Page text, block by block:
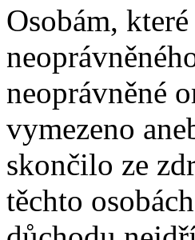
Osobám,
neoprávněné
vymezeno
skončilo ze
těchto